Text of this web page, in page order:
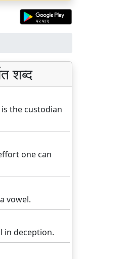
शब्द
the custodian
one can
vowel.
in deception.